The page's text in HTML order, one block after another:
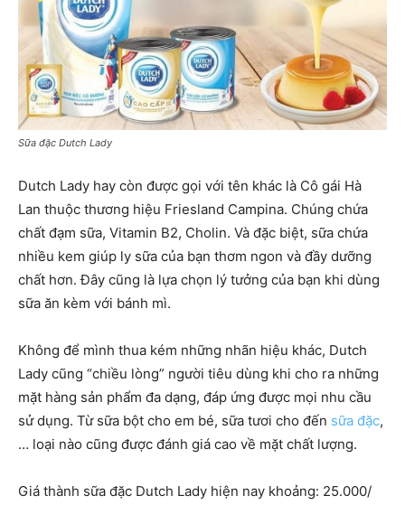
Sữa đặc Dutch Lady
Dutch Lady hay còn được gọi với tên khác là Cô gái Hà
Lan thuộc thương hiệu Friesland Campina. Chúng chứa
chất đạm sữa, Vitamin B2, Cholin. Và đặc biệt, sữa chứa
nhiều kem giúp ly sữa của bạn thơm ngon và đầy dưỡng
chất hơn. Đây cũng là lựa chọn lý tưởng của bạn khi dùng
sữa ăn kèm với bánh mì.
Không để mình thua kém những nhãn hiệu khác, Dutch
Lady cũng “chiều lòng” người tiêu dùng khi cho ra những
mặt hàng sản phẩm đa dạng, đáp ứng được mọi nhu cầu
sử dụng. Từ sữa bột cho em bé, sữa tươi cho đến sữa đặc,
… loại nào cũng được đánh giá cao về mặt chất lượng.
Giá thành sữa đặc Dutch Lady hiện nay khoảng: 25.000/